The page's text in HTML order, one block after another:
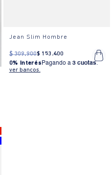
Jean Slim Hombre
$ 309.900$ 153 .400
0% InterésPagando a 3 cuotas.
ver bancos.